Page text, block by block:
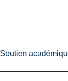
Soutien